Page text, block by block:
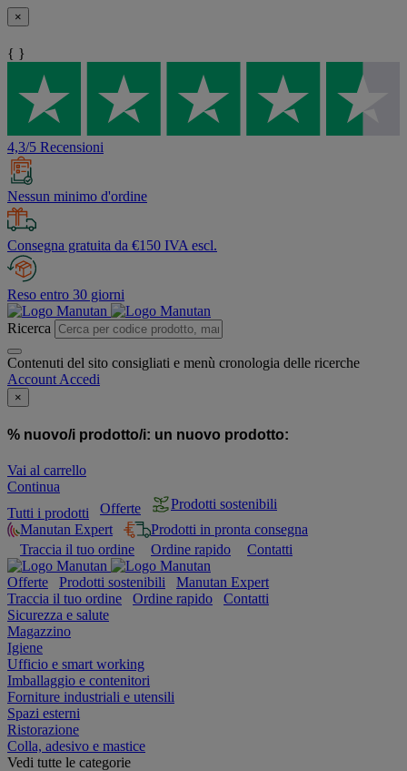
×
{ }
4,3/5 Recensioni
Nessun minimo d'ordine
Consegna gratuita da €150 IVA escl.
Reso entro 30 giorni
Ricerca
Contenuti del sito consigliati e menù cronologia delle ricerche
Account Accedi
×
% nuovo/i prodotto/i: un nuovo prodotto:
Vai al carrello
Continua
Tutti i prodotti
Offerte
Prodotti sostenibili
Manutan Expert
Prodotti in pronta consegna
Traccia il tuo ordine
Ordine rapido Contatti
Offerte Prodotti sostenibili
Manutan Expert
Traccia il tuo ordine
Ordine rapido
Contatti
Sicurezza e salute
Magazzino
Igiene
Ufficio e smart working
Imballaggio e contenitori
Forniture industriali e utensili
Spazi esterni
Ristorazione
Colla, adesivo e mastice
Vedi tutte le categorie